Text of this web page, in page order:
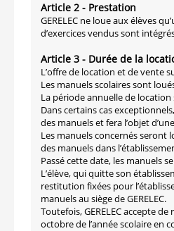
Article 2 - Prestation
GERELEC ne loue aux élèves
d’exercices vendus sont
Article 3 - Durée de la
L’offre de location et de vente
Les manuels scolaires sont
La période annuelle de location
Dans certains cas
des manuels et fera l’objet
Les manuels concernés seront
des manuels dans
Passé cette date, les manuels
L’élève, qui quitte son
restitution fixées pour
manuels au siège de GERELEC.
Toutefois, GERELEC accepte
octobre de l’année scolaire en